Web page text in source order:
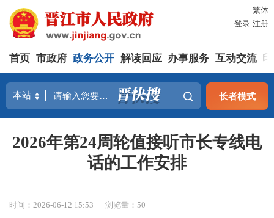
繁体
登录 注册
首页 市政府 政务公开 解读回应 办事服务 互动交流
长者模式
2026年第24周轮值接听市长专线电
话的工作安排
时间：2026-06-12 15:53 浏览量：50